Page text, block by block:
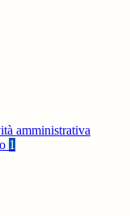
amministrativa
1